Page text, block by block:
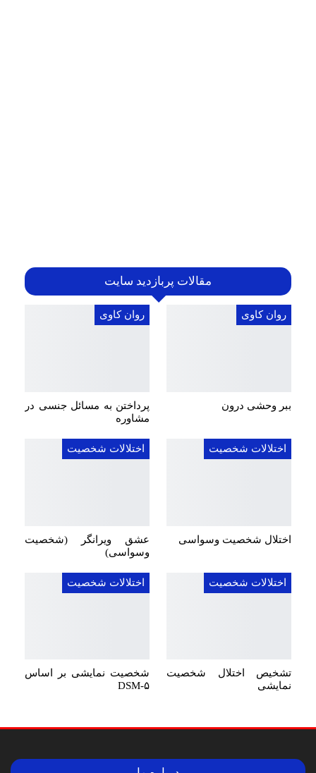
مقالات پربازدید سایت
روان کاوی
ببر وحشی درون
روان کاوی
پرداختن به مسائل جنسی در
مشاوره
اختلالات شخصیت
اختلال شخصیت وسواسی
اختلالات شخصیت
عشق ویرانگر (شخصیت
وسواسی)
اختلالات شخصیت
تشخیص اختلال شخصیت
نمایشی
اختلالات شخصیت
شخصیت نمایشی بر اساس
DSM-۵